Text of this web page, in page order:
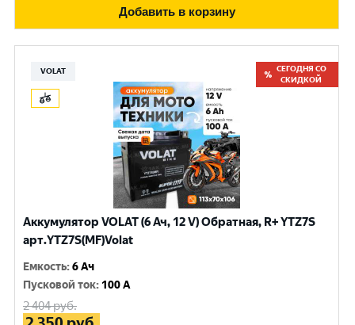
Добавить в корзину
VOLAT
СЕГОДНЯ СО
СКИДКОЙ
Аккумулятор VOLAT (6 Ач, 12 V) Обратная, R+ YTZ7S
арт.YTZ7S(MF)Volat
Емкость:6 Ач
Пусковой ток: 100 A
2 404руб.